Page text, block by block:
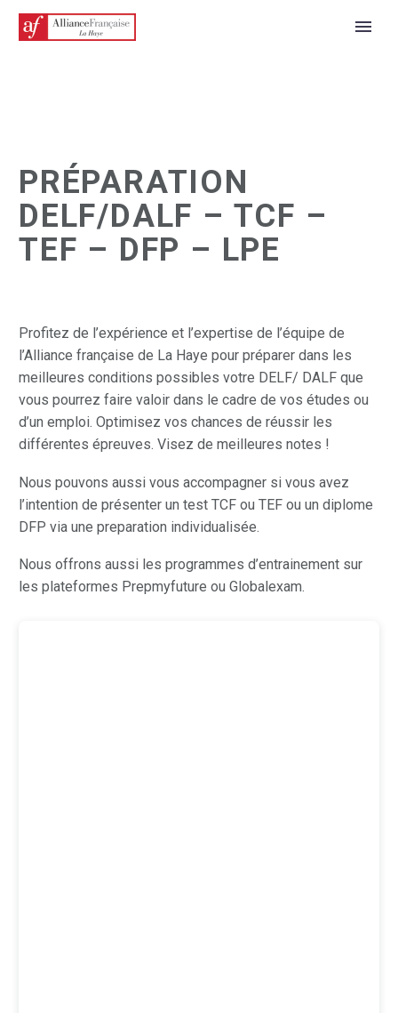
PRÉPARATION
DELF/DALF – TCF –
TEF – DFP – LPE
Profitez de l’expérience et l’expertise de l’équipe de
l’Alliance française de La Haye pour préparer dans les
meilleures conditions possibles votre DELF/ DALF que
vous pourrez faire valoir dans le cadre de vos études ou
d’un emploi. Optimisez vos chances de réussir les
différentes épreuves. Visez de meilleures notes !
Nous pouvons aussi vous accompagner si vous avez
l’intention de présenter un test TCF ou TEF ou un diplome
DFP via une preparation individualisée.
Nous offrons aussi les programmes d’entrainement sur
les plateformes Prepmyfuture ou Globalexam.